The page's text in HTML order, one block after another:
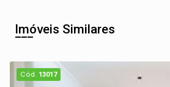
Imóveis Similares
Cód. 13017